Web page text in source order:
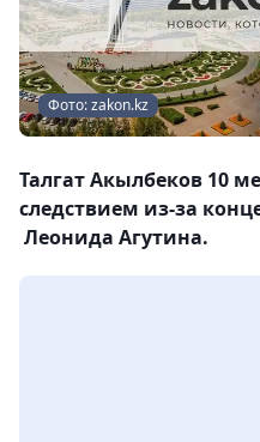
Фото: zakon.kz
Талгат Акылбеков 10
следствием из-за
Леонида Агутина.